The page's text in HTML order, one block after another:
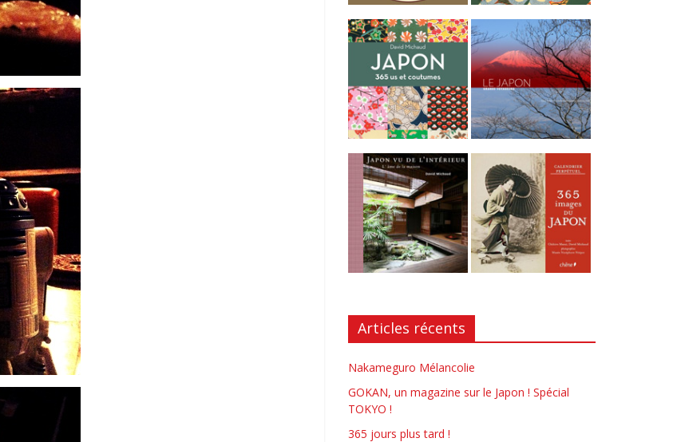
Articles récents
Nakameguro Mélancolie
GOKAN, un magazine sur le Japon ! Spécial
TOKYO !
365 jours plus tard !